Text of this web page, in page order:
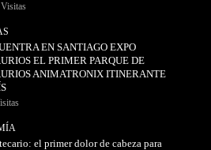
EN SANTIAGO EXPO
EL PRIMER PARQUE DE
ANIMATRONIX ITINERANTE
el primer dolor de cabeza para